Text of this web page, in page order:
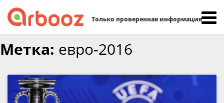
Только проверенная информация
to
Метка: евро-2016
Найти: